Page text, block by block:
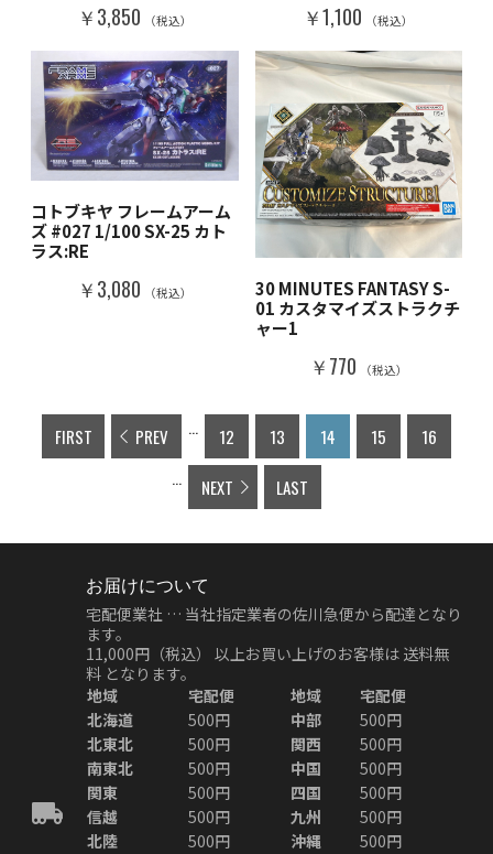
￥3,850 （税込） ￥1,100 （税込）
コトブキヤ フレームアーム
ズ #027 1/100 SX-25 カト
ラス:RE
￥3,080 （税込）
30 MINUTES FANTASY S-
01 カスタマイズストラクチ
ャー1
￥770 （税込）
FIRST PREV ... 12 13 14 15
16
...
NEXT LAST
お届けについて
宅配便業社 … 当社指定業者の佐川急便から配達となり
ます。
11,000円（税込）
以上お買い上げのお客様は 送料無
料 となります。
地域
宅配便 地域
宅配便
北海道
500円 中部
500円
北東北
500円 関西
500円
南東北
500円 中国
500円
関東
500円 四国
500円
信越
500円 九州
500円
北陸
500円 沖縄
500円